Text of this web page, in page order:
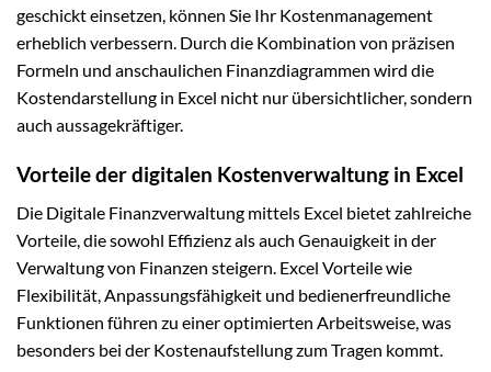
geschickt einsetzen, können Sie Ihr Kostenmanagement
erheblich verbessern. Durch die Kombination von präzisen
Formeln und anschaulichen Finanzdiagrammen wird die
Kostendarstellung in Excel nicht nur übersichtlicher, sondern
auch aussagekräftiger.
Vorteile der digitalen Kostenverwaltung in Excel
Die Digitale Finanzverwaltung mittels Excel bietet zahlreiche
Vorteile, die sowohl Effizienz als auch Genauigkeit in der
Verwaltung von Finanzen steigern. Excel Vorteile wie
Flexibilität, Anpassungsfähigkeit und bedienerfreundliche
Funktionen führen zu einer optimierten Arbeitsweise, was
besonders bei der Kostenaufstellung zum Tragen kommt.